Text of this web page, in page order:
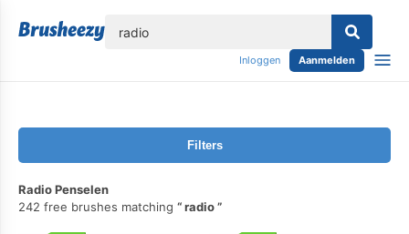
Inloggen Aanmelden
Filters
Radio Penselen
242 free brushes matching
radio